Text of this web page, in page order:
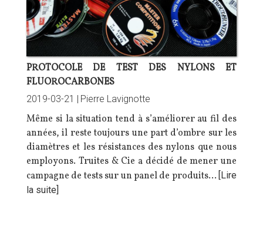
PROTOCOLE DE TEST DES NYLONS ET
FLUOROCARBONES
2019-03-21 | Pierre Lavignotte
Même si la situation tend à s’améliorer au fil des
années, il reste toujours une part d’ombre sur les
diamètres et les résistances des nylons que nous
employons. Truites & Cie a décidé de mener une
campagne de tests sur un panel de produits… [Lire
la suite]